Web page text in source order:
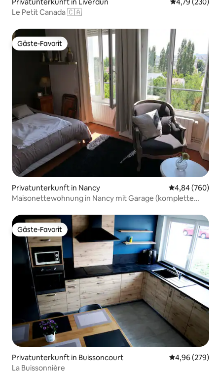
Le Petit Canada 🇨🇦
Gäste-Favorit
Gäste-Favorit
Privatunterkunft in Nancy
4,84 (760)
Maisonettewohnung in Nancy mit Garage (komplette
Gäste-Favorit
Gäste-Favorit
Privatunterkunft in Buissoncourt
4,96 (279)
La Buissonnière